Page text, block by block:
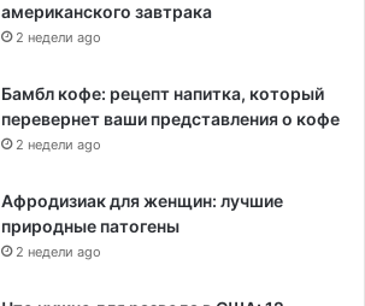
американского завтрака
2 недели ago
Бамбл кофе: рецепт напитка, который
перевернет ваши представления о кофе
2 недели ago
Афродизиак для женщин: лучшие
природные патогены
2 недели ago